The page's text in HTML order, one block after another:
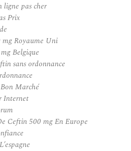
pas cher
Prix
Royaume Uni
Belgique
sans ordonnance
Marché
Internet
Ceftin 500 mg En Europe